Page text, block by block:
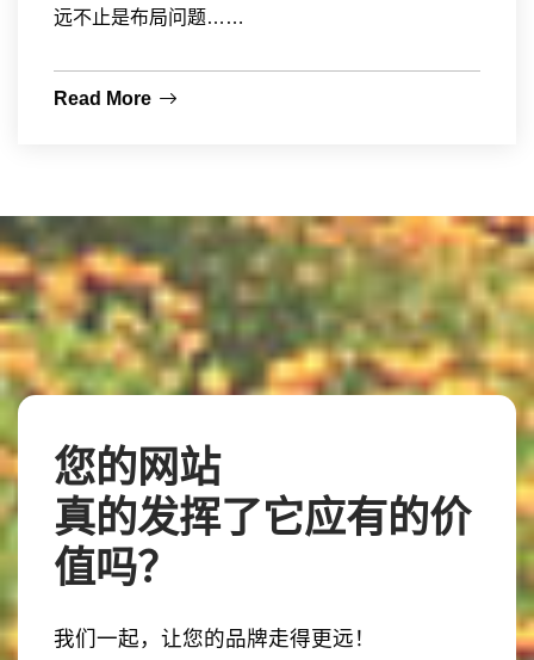
远不止是布局问题……
Read More
您的网站
真的发挥了它应有的价
值吗？
我们一起，让您的品牌走得更远！